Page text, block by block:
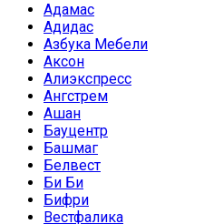
Адамас
Адидас
Азбука Мебели
Аксон
Алиэкспресс
Ангстрем
Ашан
Бауцентр
Башмаг
Белвест
Би Би
Бифри
Вестфалика